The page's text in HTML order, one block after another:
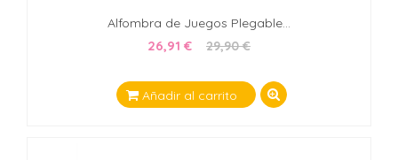
Alfombra de Juegos Plegable...
26,91 € 29,90 €
Añadir al carrito